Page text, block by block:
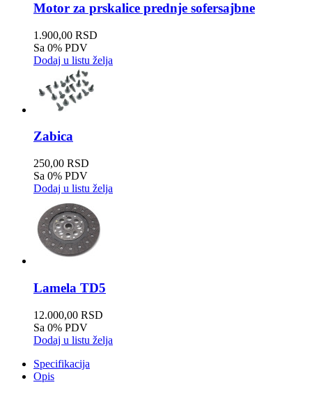
Motor za prskalice prednje sofersajbne
1.900,00 RSD
Sa 0% PDV
Dodaj u listu želja
Zabica
250,00 RSD
Sa 0% PDV
Dodaj u listu želja
Lamela TD5
12.000,00 RSD
Sa 0% PDV
Dodaj u listu želja
Specifikacija
Opis